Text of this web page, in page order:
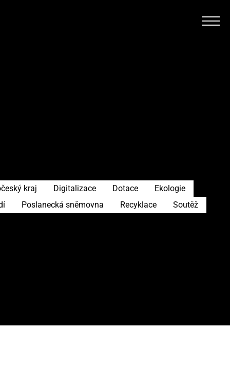
kraj Digitalizace Dotace
Ekologie
Poslanecká sněmovna Recyklace Soutěž